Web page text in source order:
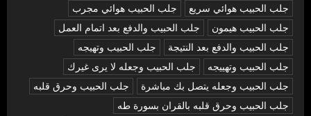
جلب الحبيب هوائي سريع
جلب الحبيب هوائي مجرب
جلب الحبيب هيمون
جلب الحبيب والدفع بعد اتمام العمل
جلب الحبيب والدفع بعد النتيجة
جلب الحبيب وتهيجه
جلب الحبيب وتهييجه
جلب الحبيب وجعله لا يرى غيرك
جلب الحبيب وجعله يتصل بك مباشرة
جلب الحبيب وحرق قلبه
جلب الحبيب وحرق قلبه بالقران بسورة طه